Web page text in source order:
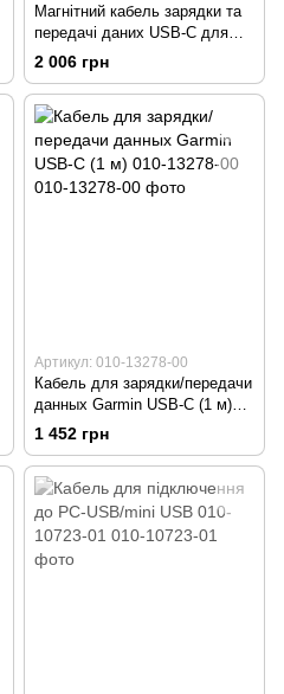
Магнітний кабель зарядки та
передачі даних USB-C для
MARQ (Gen 2) 010-13225-14
2 006 грн
Артикул: 010-13278-00
Кабель для зарядки/передачи
данных Garmin USB-C (1 м)
010-13278-00
1 452 грн